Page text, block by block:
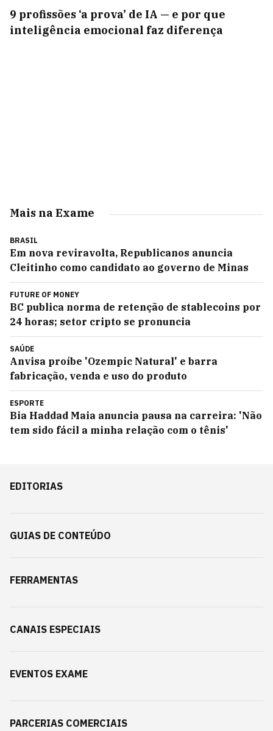
9 profissões ‘a prova’ de IA — e por que
inteligência emocional faz diferença
Mais na Exame
BRASIL
Em nova reviravolta, Republicanos anuncia
Cleitinho como candidato ao governo de Minas
FUTURE OF MONEY
BC publica norma de retenção de stablecoins por
24 horas; setor cripto se pronuncia
SAÚDE
Anvisa proíbe 'Ozempic Natural' e barra
fabricação, venda e uso do produto
ESPORTE
Bia Haddad Maia anuncia pausa na carreira: 'Não
tem sido fácil a minha relação com o tênis'
EDITORIAS
GUIAS DE CONTEÚDO
FERRAMENTAS
CANAIS ESPECIAIS
EVENTOS EXAME
PARCERIAS COMERCIAIS